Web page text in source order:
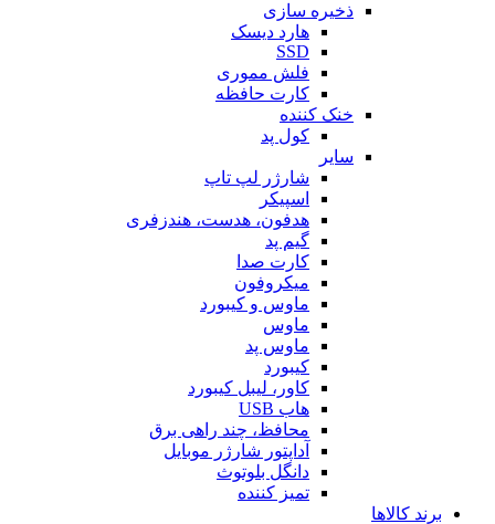
ذخیره سازی
هارد دیسک
SSD
فلش مموری
کارت حافظه
خنک کننده
کول پد
سایر
شارژر لپ تاپ
اسپیکر
هدفون، هدست، هندزفری
گیم پد
کارت صدا
میکروفون
ماوس و کیبورد
ماوس
ماوس پد
کیبورد
کاور، لیبل کیبورد
هاب USB
محافظ، چند راهی برق
آداپتور شارژر موبایل
دانگل بلوتوث
تمیز کننده
برند کالاها